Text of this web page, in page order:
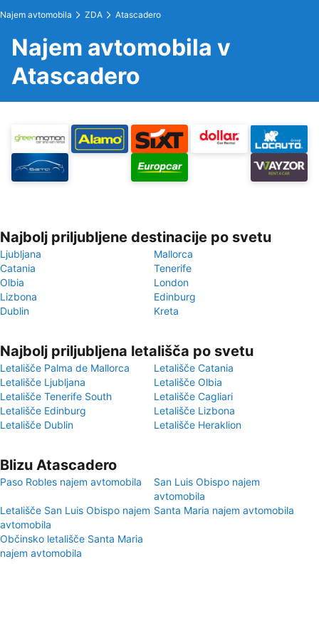
Najem avtomobila ZDA Atascadero
Najem avtomobila v
Atascadero
Najbolj priljubljene destinacije po svetu
Ljubljana
Mallorca
Catania
Tenerife
Olbia
London
Lizbona
Edinburg
Dublin
Kreta
Najbolj priljubljena letališča po svetu
Letališče Palma de Mallorca
Letališče Catania
Letališče Ljubljana
Letališče Olbia
Letališče Tenerife South
Letališče Cagliari
Letališče Edinburg
Letališče Lizbona
Letališče Dublin
Letališče Heraklion
Blizu Atascadero
Paso Robles najem avtomobila
San Luis Obispo najem
avtomobila
Letališče San Luis Obispo najem
avtomobila
Santa Maria najem avtomobila
Občinsko letališče Santa Maria
najem avtomobila